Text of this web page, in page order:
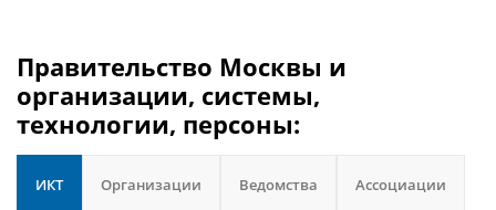
Правительство Москвы и
организации, системы,
технологии, персоны:
ИКТ Организации Ведомства Ассоциации